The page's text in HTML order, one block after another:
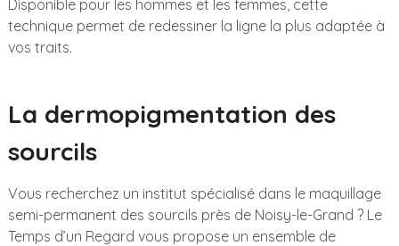
Disponible pour les hommes et les femmes, cette
technique permet de redessiner la ligne la plus adaptée à
vos traits.
La dermopigmentation des
sourcils
Vous recherchez un institut spécialisé dans le maquillage
semi-permanent des sourcils près de Noisy-le-Grand ? Le
Temps d’un Regard vous propose un ensemble de